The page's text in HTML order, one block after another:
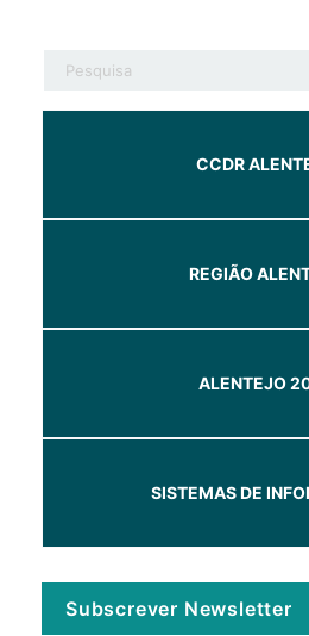
CCDR
REGIÃO
ALENTEJO
SISTEMAS DE
Subscrever Newsletter